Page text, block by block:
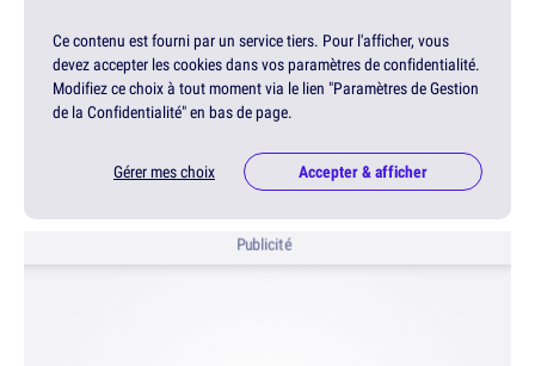
Ce contenu est fourni par un service tiers. Pour l'afficher, vous
devez accepter les cookies dans vos paramètres de confidentialité.
Modifiez ce choix à tout moment via le lien "Paramètres de Gestion
de la Confidentialité" en bas de page.
Gérer mes choix Accepter & afficher
Publicité